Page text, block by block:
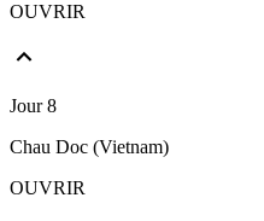
OUVRIR
Jour 8
Chau Doc (Vietnam)
OUVRIR